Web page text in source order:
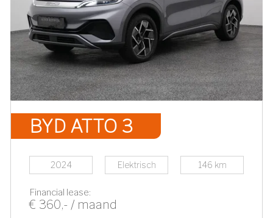
BYD ATTO 3
2024 Elektrisch 146 km
Financial lease:
€ 360,- / maand